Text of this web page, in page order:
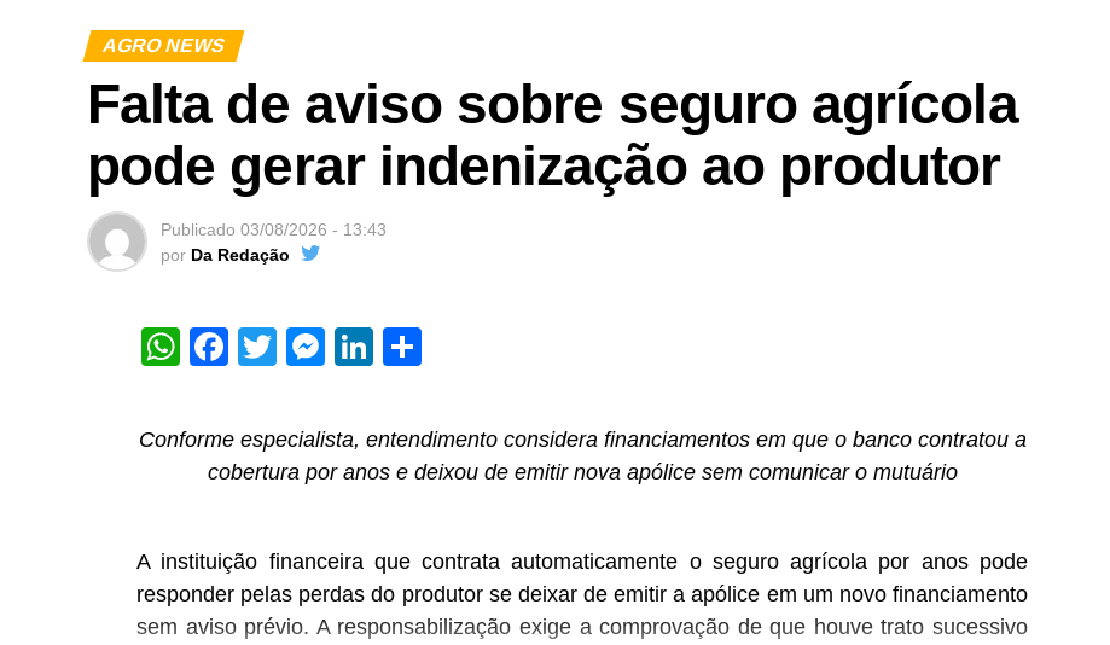
AGRO NEWS
Falta de aviso sobre seguro agrícola
pode gerar indenização ao produtor
Publicado 03/08/2026 - 13:43
por Da Redação
WhatsApp
Facebook
TwitterMessenger
LinkedIn
Conforme especialista, entendimento considera financiamentos em que o banco contratou a
cobertura por anos e deixou de emitir nova apólice sem comunicar o mutuário
A instituição financeira que contrata automaticamente o seguro agrícola por anos pode
responder pelas perdas do produtor se deixar de emitir a apólice em um novo financiamento
sem aviso prévio. A responsabilização exige a comprovação de que houve trato sucessivo